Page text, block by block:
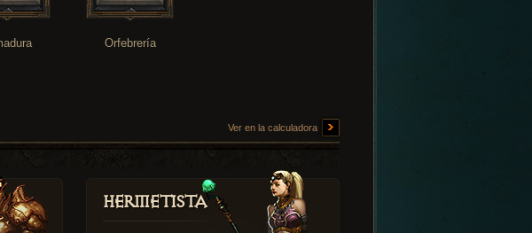
Orfebrería
Ver en la calculadora
Hermetista